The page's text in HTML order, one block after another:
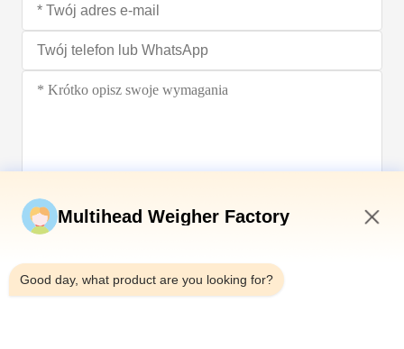
Multihead Weigher Factory
Good day, what product are you looking for?